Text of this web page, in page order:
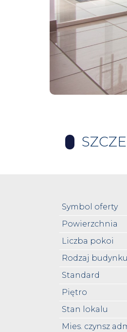
Symbol oferty
Powierzchnia
Liczba pokoi
Rodzaj budynku
Standard
Piętro
Stan lokalu
Mies. czynsz